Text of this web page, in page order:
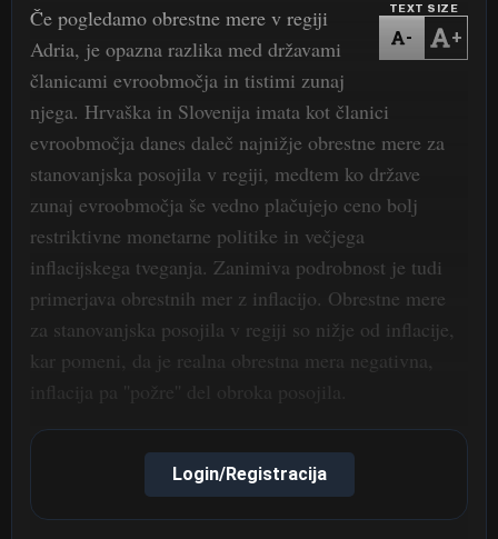
TEXT SIZE
- +
Če pogledamo obrestne mere v regiji
Adria, je opazna razlika med državami
članicami evroobmočja in tistimi zunaj
njega. Hrvaška in Slovenija imata kot članici
evroobmočja danes daleč najnižje obrestne mere za
stanovanjska posojila v regiji, medtem ko države
zunaj evroobmočja še vedno plačujejo ceno bolj
restriktivne monetarne politike in večjega
inflacijskega tveganja. Zanimiva podrobnost je tudi
primerjava obrestnih mer z inflacijo. Obrestne mere
za stanovanjska posojila v regiji so nižje od inflacije,
kar pomeni, da je realna obrestna mera negativna,
Login/Registracija